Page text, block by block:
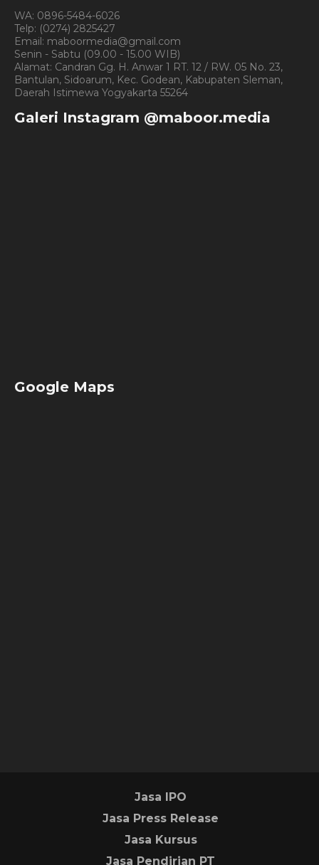
WA: 0896-5484-6026
Telp: (0274) 2825427
Email: maboormedia@gmail.com
Senin - Sabtu (09.00 - 15.00 WIB)
Alamat: Candran Gg. H. Anwar 1 RT. 12 / RW. 05 No. 23,
Bantulan, Sidoarum, Kec. Godean, Kabupaten Sleman,
Daerah Istimewa Yogyakarta 55264
Galeri Instagram @maboor.media
Google Maps
Jasa IPO
Jasa Press Release
Jasa Kursus
Jasa Pendirian PT